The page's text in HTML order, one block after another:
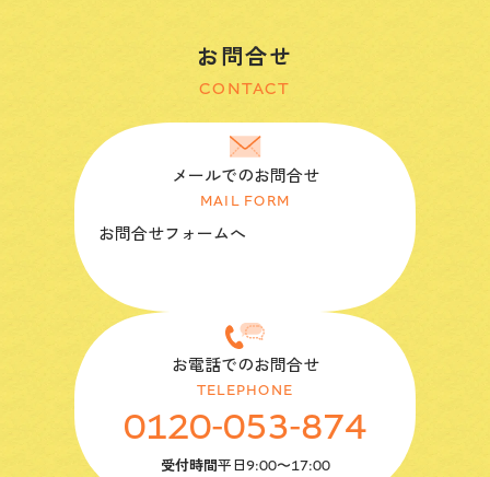
お問合せ
CONTACT
メールでのお問合せ
MAIL FORM
お問合せフォームへ
お電話でのお問合せ
TELEPHONE
0120-053-874
受付時間平日9:00〜17:00